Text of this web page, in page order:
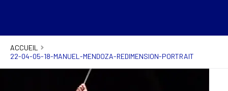
ACCUEIL
22-04-05-18-MANUEL-MENDOZA-REDIMENSION-PORTRAIT